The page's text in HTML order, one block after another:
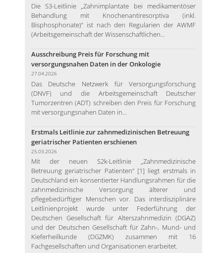
Die S3-Leitlinie „Zahnimplantate bei medikamentöser
Behandlung mit Knochenantiresorptiva (inkl.
Bisphosphonate)“ ist nach den Regularien der AWMF
(Arbeitsgemeinschaft der Wissenschaftlichen...
Ausschreibung Preis für Forschung mit
versorgungsnahen Daten in der Onkologie
27.04.2026
Das Deutsche Netzwerk für Versorgungsforschung
(DNVF) und die Arbeitsgemeinschaft Deutscher
Tumorzentren (ADT) schreiben den Preis für Forschung
mit versorgungsnahen Daten in...
Erstmals Leitlinie zur zahnmedizinischen Betreuung
geriatrischer Patienten erschienen
25.03.2026
Mit der neuen S2k-Leitlinie „Zahnmedizinische
Betreuung geriatrischer Patienten“ [1] liegt erstmals in
Deutschland ein konsentierter Handlungsrahmen für die
zahnmedizinische Versorgung älterer und
pflegebedürftiger Menschen vor. Das interdisziplinäre
Leitlinienprojekt wurde unter Federführung der
Deutschen Gesellschaft für Alterszahnmedizin (DGAZ)
und der Deutschen Gesellschaft für Zahn-, Mund- und
Kieferheilkunde (DGZMK) zusammen mit 16
Fachgesellschaften und Organisationen erarbeitet.